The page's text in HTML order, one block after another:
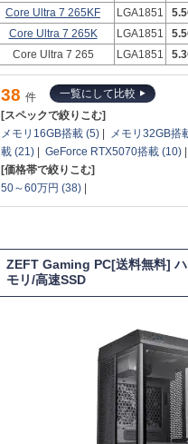
Core Ultra 7 265KF
LGA1851
Core Ultra 7 265K
LGA1851
Core Ultra 7 265
LGA1851
38 件
一覧にして比較
[スペックで絞りこむ]
メモリ16GB搭載 (5) |
メモリ32GB搭
載 (21) | GeForce RTX5070搭載 (10)
[価格帯で絞りこむ]
50～60万円 (38) |
ZEFT Gaming PC[送料無料]
モリ/高速SSD